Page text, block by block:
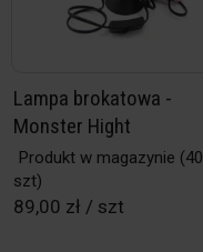
Lampa brokatowa -
Monster Hight
Produkt w magazynie (40
szt)
89,00 zł / szt